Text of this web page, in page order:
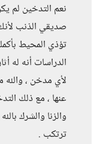
نعم التدخين لم
صديقي الذنب
تؤذي المحيط
الدراسات أنه له
لأي مدخن ، والله
عنها ، مع ذلك
والزنا والشرك
ترتكب .